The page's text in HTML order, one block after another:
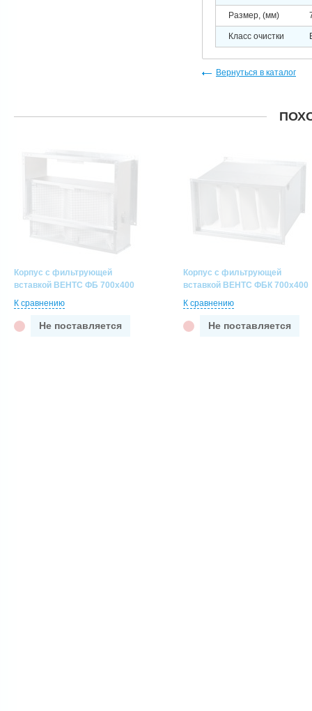
Размер, (мм)
Класс очистки
Вернуться в каталог
Корпус с фильтрующей
вставкой ВЕНТС ФБ 700х400
К сравнению
Не поставляется
Корпус с фильтрующей
вставкой ВЕНТС ФБК 700х400
К сравнению
Не поставляется